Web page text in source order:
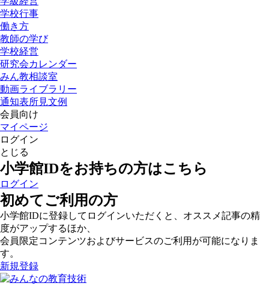
学校行事
働き方
教師の学び
学校経営
研究会カレンダー
みん教相談室
動画ライブラリー
通知表所見文例
会員向け
マイページ
ログイン
とじる
小学館IDをお持ちの方はこちら
ログイン
初めてご利用の方
小学館IDに登録してログインいただくと、オススメ記事の精
度がアップするほか、
会員限定コンテンツおよびサービスのご利用が可能になりま
す。
新規登録